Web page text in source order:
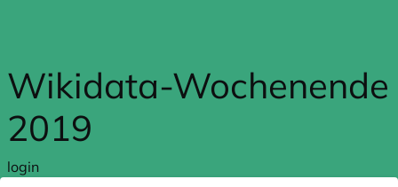
Wikidata-Wochenende
2019
login